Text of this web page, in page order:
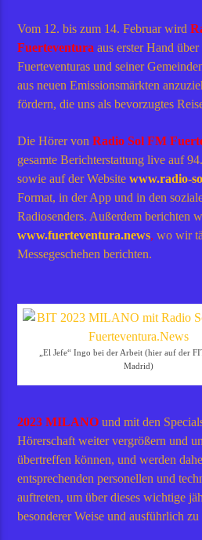
Vom 12. bis zum 14. Februar wird
Fuerteventura aus erster Hand
Fuerteventuras und seiner
aus neuen Emissionsmärkten
fördern, die uns als bevorzugtes
Die Hörer vonRadio Sol FM
gesamte Berichterstattung live auf
sowie auf der Websitewww.radio-
Format, in der App und in den
Radiosenders. Außerdem berichten
www.fuerteventura.news, wo wir
Messegeschehen berichten.
„El Jefe“ Ingo bei der Arbeit (hier auf der
Madrid)
2023 MILANO und mit den
Hörerschaft weiter vergrößern und
übertreffen können, und werden
entsprechenden personellen und
auftreten, um über dieses wichtige
besonderer Weise und ausführlich zu